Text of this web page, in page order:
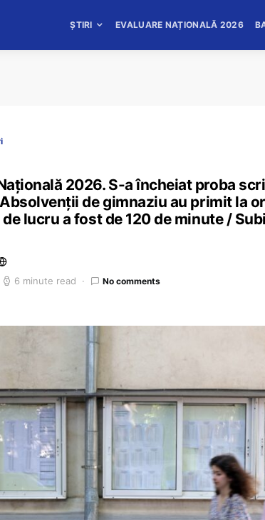
ȘTIRI EVALUARE NAȚIONALĂ 2026
2026. S-a încheiat proba
de gimnaziu au primit la
lucru a fost de 120 de minute /
6 minute read No comments